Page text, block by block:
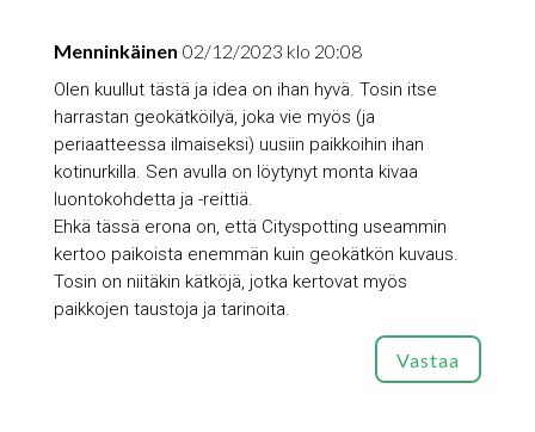
Menninkäinen 02/12/2023 klo 20:08
Olen kuullut tästä ja idea on ihan hyvä. Tosin itse
harrastan geokätköilyä, joka vie myös (ja
periaatteessa ilmaiseksi) uusiin paikkoihin ihan
kotinurkilla. Sen avulla on löytynyt monta kivaa
luontokohdetta ja -reittiä.
Ehkä tässä erona on, että Cityspotting useammin
kertoo paikoista enemmän kuin geokätkön kuvaus.
Tosin on niitäkin kätköjä, jotka kertovat myös
paikkojen taustoja ja tarinoita.
Vastaa